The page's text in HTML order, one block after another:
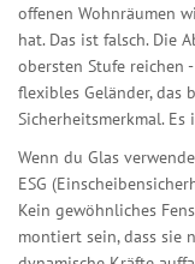
offenen Wohnräumen
hat. Das ist falsch. Die
obersten Stufe reichen
flexibles Geländer, das
Sicherheitsmerkmal. Es
Wenn du Glas
ESG
Kein gewöhnliches
montiert sein, dass sie